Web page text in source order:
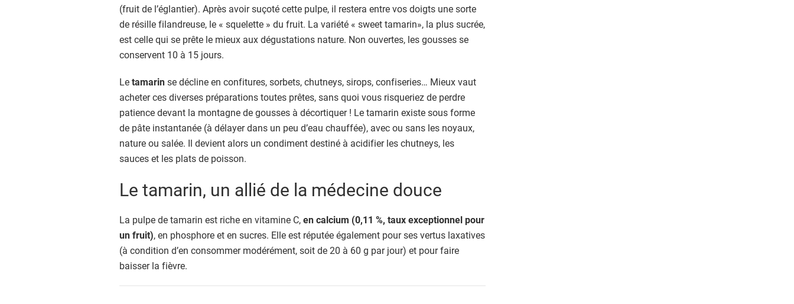
(fruit de l’églantier). Après avoir suçoté cette pulpe, il restera entre vos doigts une sorte
de résille filandreuse, le « squelette » du fruit. La variété « sweet tamarin», la plus sucrée,
est celle qui se prête le mieux aux dégustations nature. Non ouvertes, les gousses se
conservent 10 à 15 jours.
Letamarinse décline en confitures, sorbets, chutneys, sirops, confiseries… Mieux vaut
acheter ces diverses préparations toutes prêtes, sans quoi vous risqueriez de perdre
patience devant la montagne de gousses à décortiquer ! Le tamarin existe sous forme
de pâte instantanée (à délayer dans un peu d’eau chauffée), avec ou sans les noyaux,
nature ou salée. Il devient alors un condiment destiné à acidifier les chutneys, les
sauces et les plats de poisson.
Le tamarin, un allié de la médecine douce
La pulpe de tamarin est riche en vitamine C,en calcium (0,11 %, taux exceptionnel pour
un fruit), en phosphore et en sucres. Elle est réputée également pour ses vertus laxatives
(à condition d’en consommer modérément, soit de 20 à 60 g par jour) et pour faire
baisser la fièvre.